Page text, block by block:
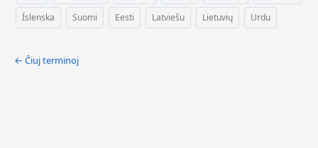
Íslenska
Suomi Eesti Latviešu Lietuvių Urdu
← Ĉiuj terminoj